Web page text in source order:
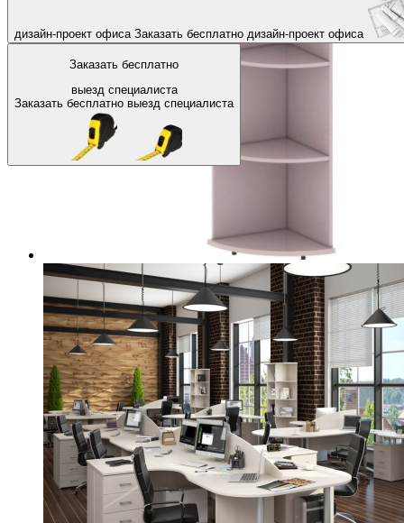
дизайн-проект офиса Заказать бесплатно дизайн-проект офиса
Заказать бесплатно
выезд специалиста
Заказать бесплатно выезд специалиста